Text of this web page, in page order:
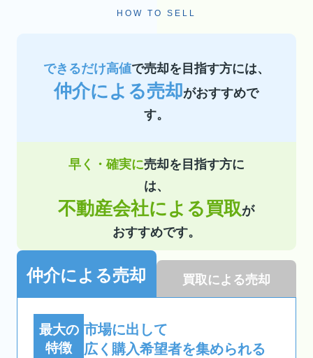
HOW TO SELL
できるだけ高値で売却を目指す方には、
仲介による売却がおすすめで
す。
早く・確実に売却を目指す方に
は、
不動産会社による買取が
おすすめです。
仲介による売却 買取による売却
最大の
特徴
市場に出して
広く購入希望者を集められる